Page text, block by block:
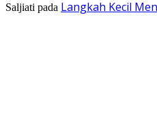
Saljiati pada Langkah Kecil